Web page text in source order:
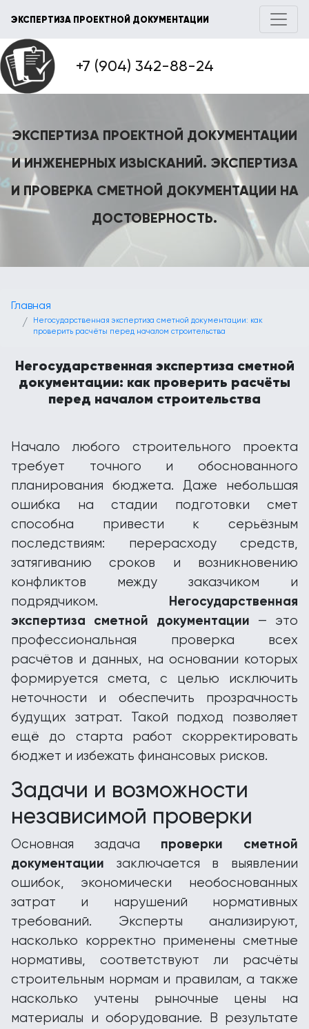
ЭКСПЕРТИЗА ПРОЕКТНОЙ ДОКУМЕНТАЦИИ
+7 (904) 342-88-24
ЭКСПЕРТИЗА ПРОЕКТНОЙ ДОКУМЕНТАЦИИ
И ИНЖЕНЕРНЫХ ИЗЫСКАНИЙ. ЭКСПЕРТИЗА
И ПРОВЕРКА СМЕТНОЙ ДОКУМЕНТАЦИИ НА
ДОСТОВЕРНОСТЬ.
Главная
Негосударственная экспертиза сметной документации: как
проверить расчёты перед началом строительства
Негосударственная экспертиза сметной
документации: как проверить расчёты
перед началом строительства
Начало любого строительного проекта
требует точного и обоснованного
планирования бюджета. Даже небольшая
ошибка на стадии подготовки смет
способна привести к серьёзным
последствиям: перерасходу средств,
затягиванию сроков и возникновению
конфликтов между заказчиком и
подрядчиком. Негосударственная
экспертиза сметной документации — это
профессиональная проверка всех
расчётов и данных, на основании которых
формируется смета, с целью исключить
неточности и обеспечить прозрачность
будущих затрат. Такой подход позволяет
ещё до старта работ скорректировать
бюджет и избежать финансовых рисков.
Задачи и возможности
независимой проверки
Основная задача проверки сметной
документации заключается в выявлении
ошибок, экономически необоснованных
затрат и нарушений нормативных
требований. Эксперты анализируют,
насколько корректно применены сметные
нормативы, соответствуют ли расчёты
строительным нормам и правилам, а также
насколько учтены рыночные цены на
материалы и оборудование. В результате